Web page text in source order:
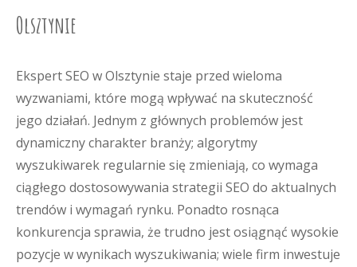
Olsztynie
Ekspert SEO w Olsztynie staje przed wieloma
wyzwaniami, które mogą wpływać na skuteczność
jego działań. Jednym z głównych problemów jest
dynamiczny charakter branży; algorytmy
wyszukiwarek regularnie się zmieniają, co wymaga
ciągłego dostosowywania strategii SEO do aktualnych
trendów i wymagań rynku. Ponadto rosnąca
konkurencja sprawia, że trudno jest osiągnąć wysokie
pozycje w wynikach wyszukiwania; wiele firm inwestuje